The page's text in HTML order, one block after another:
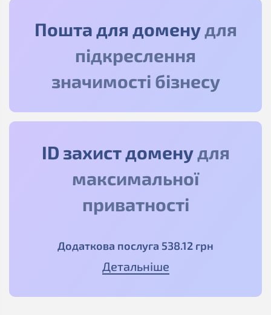
Пошта для доменудля
підкреслення
значимості бізнесу
ID захист доменудля
максимальної
приватності
Додаткова послуга 538.12 грн
Детальніше